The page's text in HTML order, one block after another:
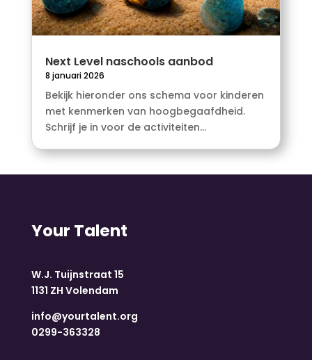
Next Level naschools aanbod
8 januari 2026
Bekijk hieronder ons schema voor kinderen
met kenmerken van hoogbegaafdheid.
Schrijf je in voor de activiteiten...
Your Talent
W.J. Tuijnstraat 15
1131 ZH Volendam
info@yourtalent.org
0299-363328